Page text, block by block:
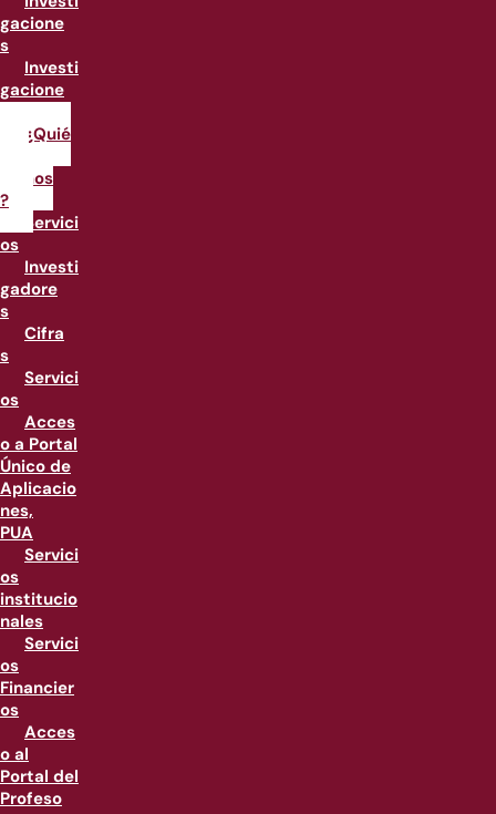
gacione
s
Investi
gacione
¿Quié
somos
?
Servici
os
Investi
gadore
s
Cifra
s
Servici
os
Acces
o a Portal
Único de
Aplicacio
nes,
PUA
Servici
os
institucio
nales
Servici
os
Financier
os
Acces
o al
Portal del
Profeso